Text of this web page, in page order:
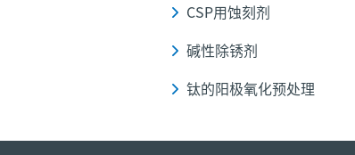
CSP用蚀刻剂
碱性除锈剂
钛的阳极氧化预处理